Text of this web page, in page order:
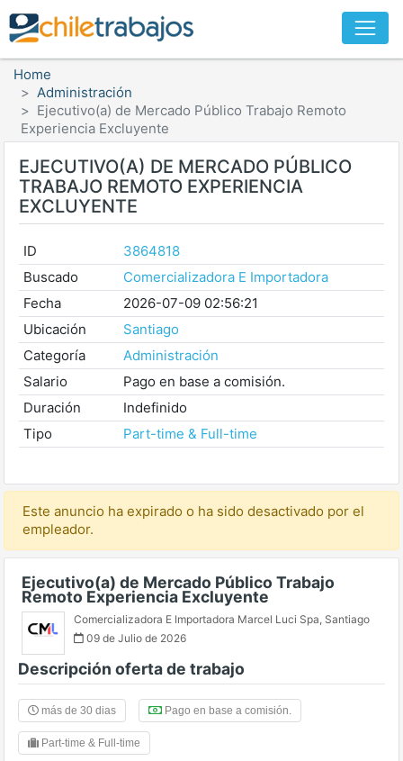
Home
Administración
Ejecutivo(a) de Mercado Público Trabajo Remoto
Experiencia Excluyente
EJECUTIVO(A) DE MERCADO PÚBLICO
TRABAJO REMOTO EXPERIENCIA
EXCLUYENTE
ID
3864818
Buscado
Comercializadora E Importadora
Fecha
2026-07-09 02:56:21
Ubicación
Santiago
Categoría
Administración
Salario
Pago en base a comisión.
Duración
Indefinido
Tipo
Part-time & Full-time
Este anuncio ha expirado o ha sido desactivado por el
empleador.
Ejecutivo(a) de Mercado Público Trabajo
Remoto Experiencia Excluyente
Comercializadora E Importadora Marcel Luci Spa, Santiago
09 de Julio de 2026
Descripción oferta de trabajo
más de 30 dias Pago en base a comisión.
Part-time & Full-time